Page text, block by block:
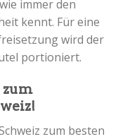
immer den
kennt. Für eine
wird der
portioniert.
zum
zum besten